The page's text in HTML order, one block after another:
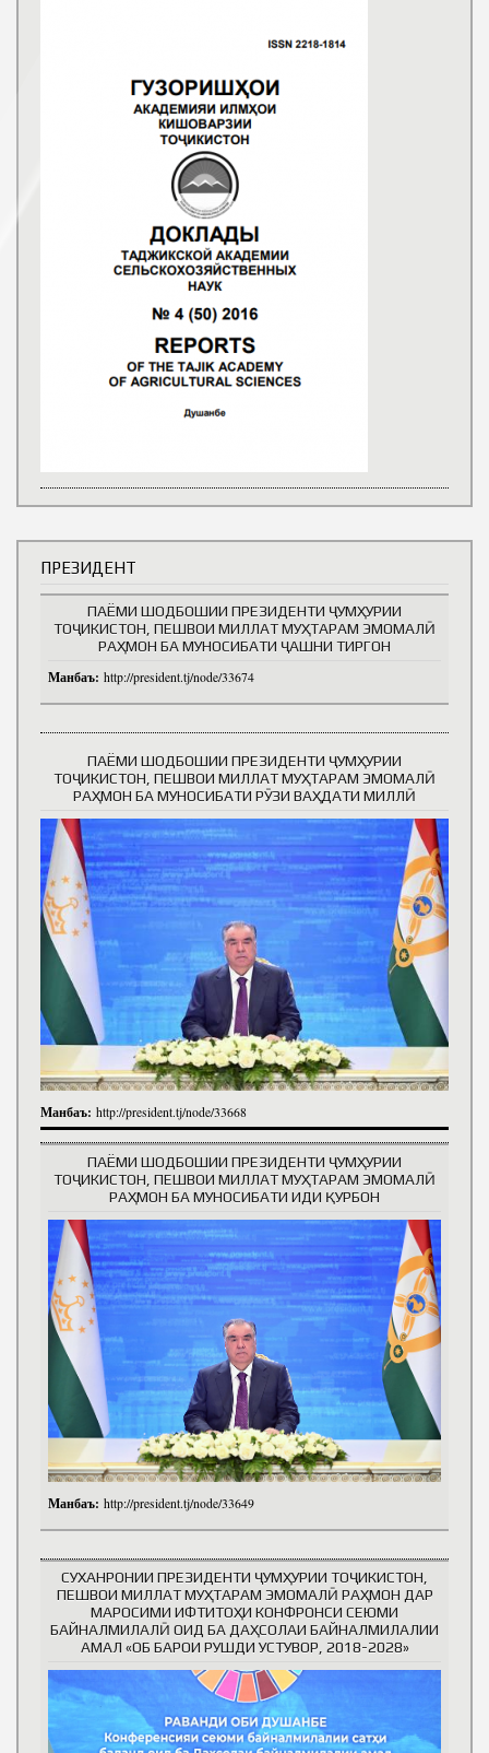
ПРЕЗИДЕНТ
ПАЁМИ ШОДБОШИИ ПРЕЗИДЕНТИ ҶУМҲУРИИ
ТОҶИКИСТОН, ПЕШВОИ МИЛЛАТ МУҲТАРАМ ЭМОМАЛӢ
РАҲМОН БА МУНОСИБАТИ ҶАШНИ ТИРГОН
Манбаъ: http://president.tj/node/33674
ПАЁМИ ШОДБОШИИ ПРЕЗИДЕНТИ ҶУМҲУРИИ
ТОҶИКИСТОН, ПЕШВОИ МИЛЛАТ МУҲТАРАМ ЭМОМАЛӢ
РАҲМОН БА МУНОСИБАТИ РӮЗИ ВАҲДАТИ МИЛЛӢ
Манбаъ: http://president.tj/node/33668
ПАЁМИ ШОДБОШИИ ПРЕЗИДЕНТИ ҶУМҲУРИИ
ТОҶИКИСТОН, ПЕШВОИ МИЛЛАТ МУҲТАРАМ ЭМОМАЛӢ
РАҲМОН БА МУНОСИБАТИ ИДИ ҚУРБОН
Манбаъ: http://president.tj/node/33649
СУХАНРОНИИ ПРЕЗИДЕНТИ ҶУМҲУРИИ ТОҶИКИСТОН,
ПЕШВОИ МИЛЛАТ МУҲТАРАМ ЭМОМАЛӢ РАҲМОН ДАР
МАРОСИМИ ИФТИТОҲИ КОНФРОНСИ СЕЮМИ
БАЙНАЛМИЛАЛӢ ОИД БА ДАҲСОЛАИ БАЙНАЛМИЛАЛИИ
АМАЛ «ОБ БАРОИ РУШДИ УСТУВОР, 2018-2028»